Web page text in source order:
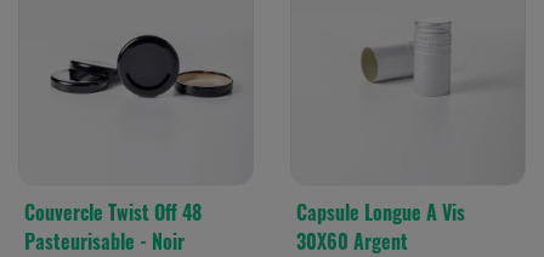
Couvercle Twist Off 48
Pasteurisable - Noir
Capsule Longue A Vis
30X60 Argent